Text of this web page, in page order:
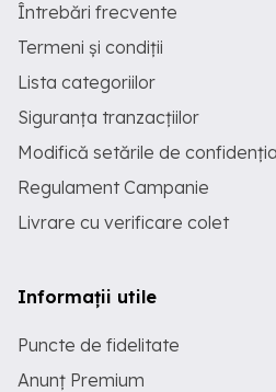
Întrebări frecvente
Termeni și condiții
Lista categoriilor
Siguranța tranzacțiilor
Modifică setările de
Regulament Campanie
Livrare cu verificare colet
Informații utile
Puncte de fidelitate
Anunț Premium